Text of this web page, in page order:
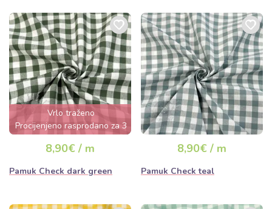
Vrlo traženo
Procijenjeno rasprodano za 3
dana
8,90€ / m
Pamuk Check dark green
8,90€ / m
Pamuk Check teal